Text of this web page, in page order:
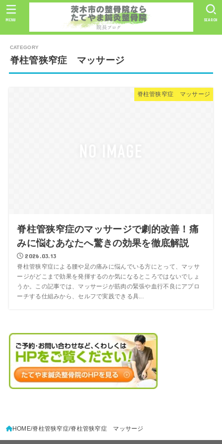
SEARCH
MENU
脊柱管狭窄症 マッサージ
脊柱管狭窄症 マッサージ
脊柱管狭窄症のマッサージで劇的改善！痛
みに悩むあなたへ驚きの効果を徹底解説
2026.03.13
脊柱管狭窄症による腰や足の痛みに悩んでいる方にとって、マッサ
ージがどこまで効果を発揮するのか気になるところではないでしょ
うか。この記事では、マッサージが筋肉の緊張や血行不良にアプロ
ーチする仕組みから、セルフで実践できる具...
HOME 脊柱管狭窄症 脊柱管狭窄症 マッサージ